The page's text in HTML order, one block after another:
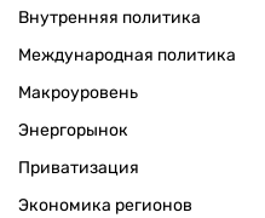
Внутренняя политика
Международная политика
Макроуровень
Энергорынок
Приватизация
Экономика регионов